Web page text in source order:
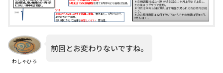
わしゃひろ
前回とお変わりないですね。